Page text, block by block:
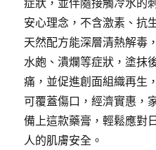
安心理念，不含激素、抗
天然配方能深層清熱解毒
水皰、潰爛等症狀，塗抹
痛，並促進創面組織再生
可覆蓋傷口，經濟實惠，
備上這款藥膏，輕鬆應對
人的肌膚安全。